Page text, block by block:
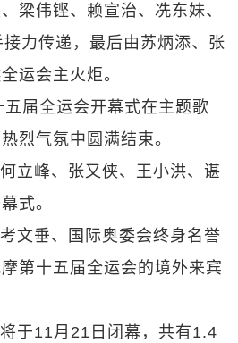
梁伟铿、赖宣治、冼东妹、
力传递，最后由苏炳添、张
运会主火炬。
届全运会开幕式在主题歌
烈气氛中圆满结束。
立峰、张又侠、王小洪、谌
式。
文垂、国际奥委会终身名誉
第十五届全运会的境外来宾
于11月21日闭幕，共有1.4